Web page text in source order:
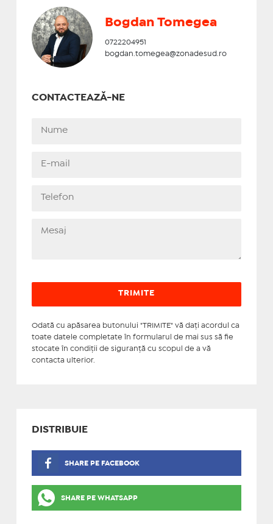
Bogdan Tomegea
0722204951
bogdan.tomegea@zonadesud.ro
CONTACTEAZĂ-NE
Odată cu apăsarea butonului "TRIMITE" vă daţi acordul ca
toate datele completate în formularul de mai sus să fie
stocate în condiţii de siguranţă cu scopul de a vă
contacta ulterior.
DISTRIBUIE
SHARE PE FACEBOOK
SHARE PE WHATSAPP